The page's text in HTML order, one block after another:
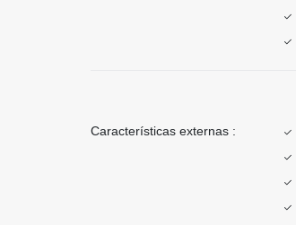
Características externas :